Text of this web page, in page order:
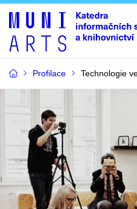
Profilace Technologie